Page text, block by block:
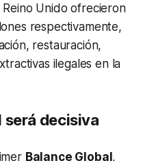
Unido ofrecieron
respectivamente,
restauración,
ilegales en la
será decisiva
Balance Global,